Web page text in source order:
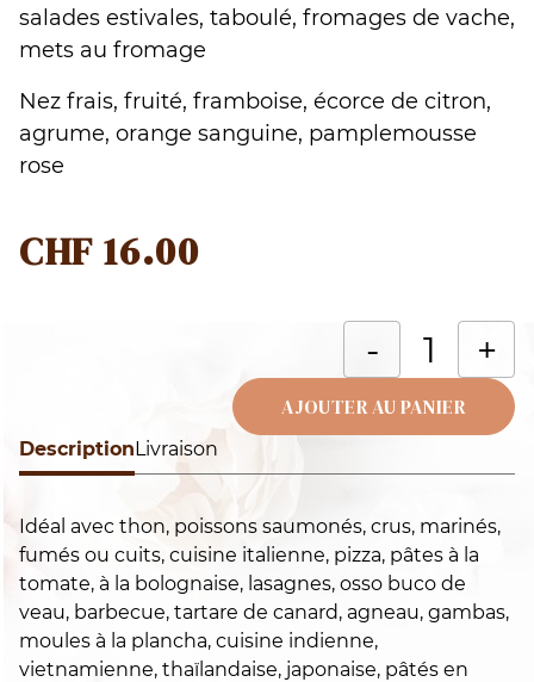
DescriptionLivraison
Idéal avec thon, poissons saumonés, crus, marinés,
fumés ou cuits, cuisine italienne, pizza, pâtes à la
tomate, à la bolognaise, lasagnes, osso buco de
veau, barbecue, tartare de canard, agneau, gambas,
moules à la plancha, cuisine indienne,
vietnamienne, thaïlandaise, japonaise, pâtés en
salades estivales, taboulé, fromages de vache,
mets au fromage
Nez frais, fruité, framboise, écorce de citron,
agrume, orange sanguine, pamplemousse
rose
CHF 16.00
- +
AJOUTER AU PANIER
Alternative: